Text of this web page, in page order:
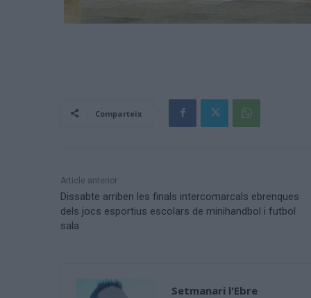
Comparteix
Article anterior
Dissabte arriben les finals intercomarcals ebrenques
dels jocs esportius escolars de minihandbol i futbol
sala
Setmanari l'Ebre